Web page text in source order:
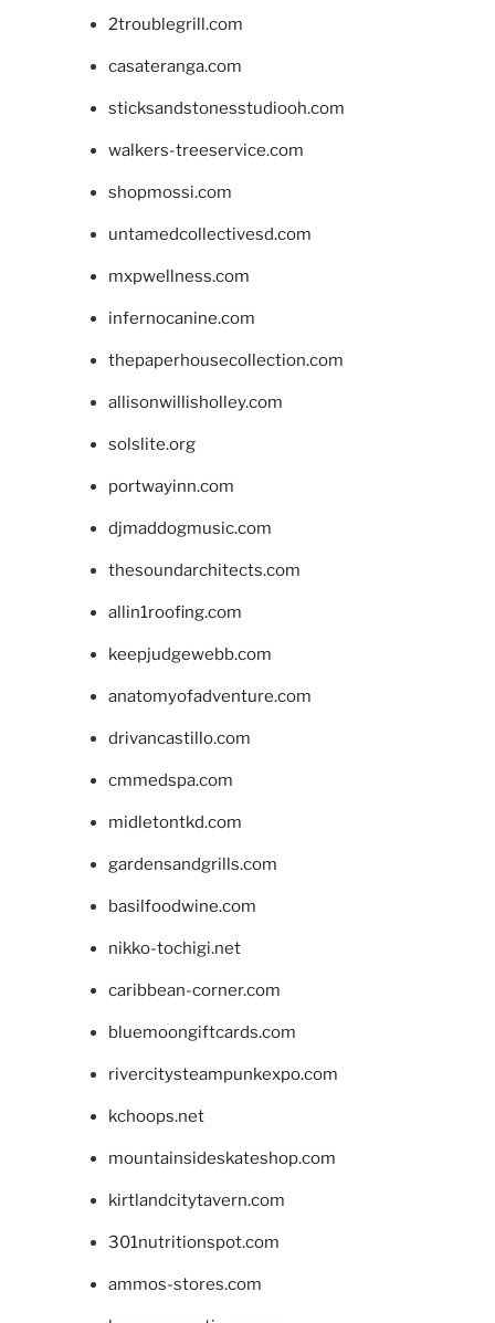
2troublegrill.com
casateranga.com
sticksandstonesstudiooh.com
walkers-treeservice.com
shopmossi.com
untamedcollectivesd.com
mxpwellness.com
infernocanine.com
thepaperhousecollection.com
allisonwillisholley.com
solslite.org
portwayinn.com
djmaddogmusic.com
thesoundarchitects.com
allin1roofing.com
keepjudgewebb.com
anatomyofadventure.com
drivancastillo.com
cmmedspa.com
midletontkd.com
gardensandgrills.com
basilfoodwine.com
nikko-tochigi.net
caribbean-corner.com
bluemoongiftcards.com
rivercitysteampunkexpo.com
kchoops.net
mountainsideskateshop.com
kirtlandcitytavern.com
301nutritionspot.com
ammos-stores.com